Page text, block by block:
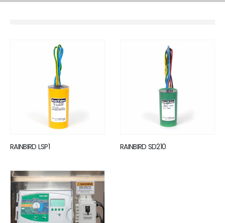
RAINBIRD LSP1 RAINBIRD SD210